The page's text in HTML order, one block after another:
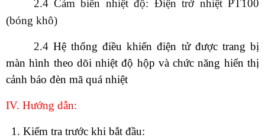
2.4 Cảm biến nhiệt độ: Điện trở nhiệt PT100
(bóng khô)
2.4 Hệ thống điều khiển điện tử được trang bị
màn hình theo dõi nhiệt độ hộp và chức năng hiển thị
cảnh báo đèn mã quá nhiệt
IV. Hướng dẫn:
1. Kiểm tra trước khi bắt đầu: